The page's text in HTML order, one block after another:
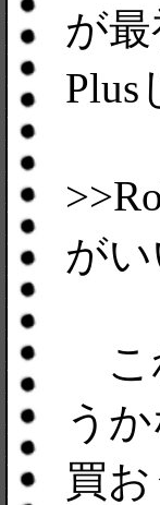
が
Plus
がい
こ
う
買